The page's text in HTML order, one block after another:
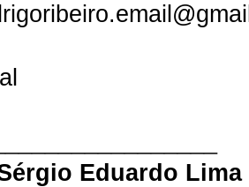
Eduardo Lima